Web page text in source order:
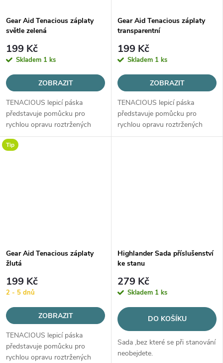
Gear Aid Tenacious záplaty
světle zelená
199 Kč
Skladem 1 ks
ZOBRAZIT
TENACIOUS lepicí páska
představuje pomůcku pro
rychlou opravu roztržených
zátěrovaných i nezátěrovaných
tkanin přímo v terénu.
Gear Aid Tenacious záplaty
transparentní
199 Kč
Skladem 1 ks
ZOBRAZIT
TENACIOUS lepicí páska
představuje pomůcku pro
rychlou opravu roztržených
zátěrovaných i nezátěrovaných
Tip
Gear Aid Tenacious záplaty
žlutá
199 Kč
2 - 5 dnů
ZOBRAZIT
TENACIOUS lepicí páska
představuje pomůcku pro
rychlou opravu roztržených
Highlander Sada příslušenství
ke stanu
279 Kč
Skladem 1 ks
DO KOŠÍKU
Sada ,bez které se při stanování
neobejdete.